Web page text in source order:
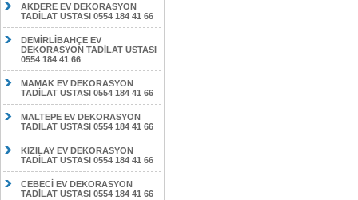
AKDERE EV DEKORASYON
TADİLAT USTASI 0554 184 41 66
DEMİRLİBAHÇE EV
DEKORASYON TADİLAT USTASI
0554 184 41 66
MAMAK EV DEKORASYON
TADİLAT USTASI 0554 184 41 66
MALTEPE EV DEKORASYON
TADİLAT USTASI 0554 184 41 66
KIZILAY EV DEKORASYON
TADİLAT USTASI 0554 184 41 66
CEBECİ EV DEKORASYON
TADİLAT USTASI 0554 184 41 66